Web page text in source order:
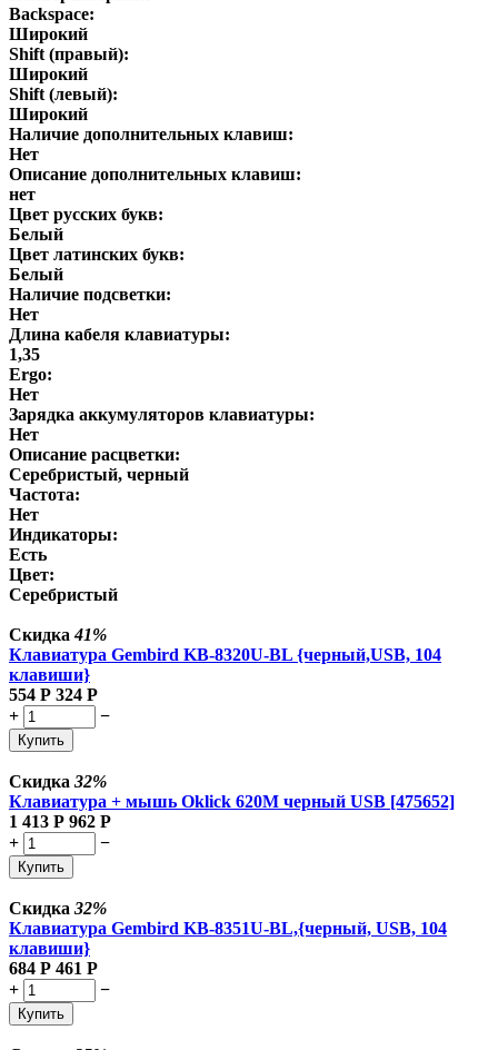
Backspace:
Широкий
Shift (правый):
Широкий
Shift (левый):
Широкий
Наличие дополнительных клавиш:
Нет
Описание дополнительных клавиш:
нет
Цвет русских букв:
Белый
Цвет латинских букв:
Белый
Наличие подсветки:
Нет
Длина кабеля клавиатуры:
1,35
Ergo:
Нет
Зарядка аккумуляторов клавиатуры:
Нет
Описание расцветки:
Серебристый, черный
Частота:
Нет
Индикаторы:
Есть
Цвет:
Серебристый
Скидка41%
Клавиатура Gembird KB-8320U-BL {черный,USB, 104
клавиши}
554 Р 324 Р
+
−
Купить
Скидка 32%
Клавиатура + мышь Oklick 620M черный USB [475652]
1 413 Р 962 Р
+
−
Купить
Скидка 32%
Клавиатура Gembird KB-8351U-BL,{черный, USB, 104
клавиши}
684 Р 461 Р
+
−
Купить